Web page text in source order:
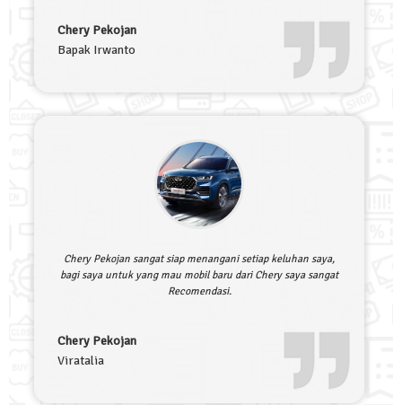
Chery Pekojan
Bapak Irwanto
Chery Pekojan sangat siap menangani setiap keluhan saya,
bagi saya untuk yang mau mobil baru dari Chery saya sangat
Recomendasi.
Chery Pekojan
Viratalia